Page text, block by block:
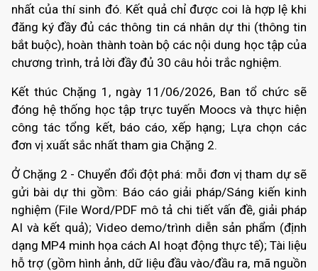
nhất của thí sinh đó. Kết quả chỉ được coi là hợp lệ khi
đăng ký đầy đủ các thông tin cá nhân dự thi (thông tin
bắt buộc), hoàn thành toàn bộ các nội dung học tập của
chương trình, trả lời đầy đủ 30 câu hỏi trắc nghiệm.
Kết thúc Chặng 1, ngày 11/06/2026, Ban tổ chức sẽ
đóng hệ thống học tập trực tuyến Moocs và thực hiện
công tác tổng kết, báo cáo, xếp hạng; Lựa chọn các
đơn vị xuất sắc nhất tham gia Chặng 2.
Ở Chặng 2 - Chuyển đổi đột phá: mỗi đơn vị tham dự sẽ
gửi bài dự thi gồm: Báo cáo giải pháp/Sáng kiến kinh
nghiệm (File Word/PDF mô tả chi tiết vấn đề, giải pháp
AI và kết quả); Video demo/trình diễn sản phẩm (định
dạng MP4 minh họa cách AI hoạt động thực tế); Tài liệu
hỗ trợ (gồm hình ảnh, dữ liệu đầu vào/đầu ra, mã nguồn